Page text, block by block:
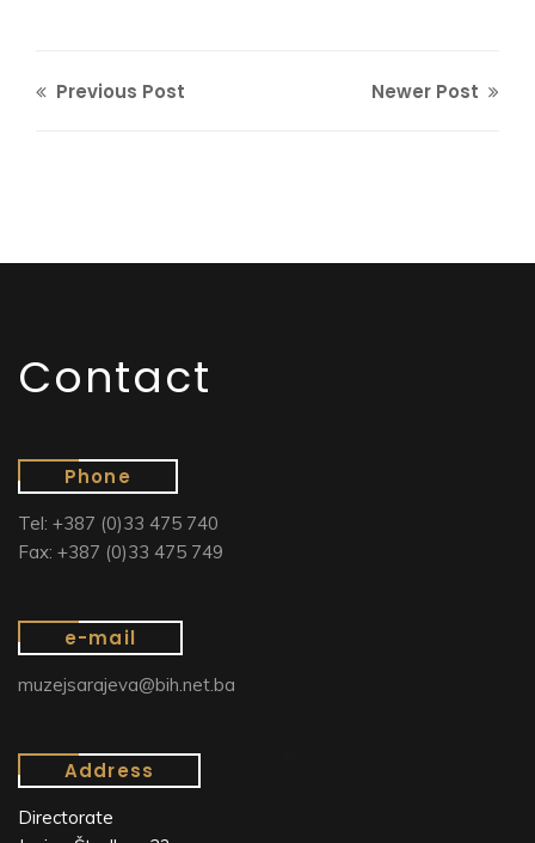
Previous Post Newer Post
Contact
Phone
Tel: +387 (0)33 475 740
Fax: +387 (0)33 475 749
e-mail
muzejsarajeva@bih.net.ba
Address
Directorate